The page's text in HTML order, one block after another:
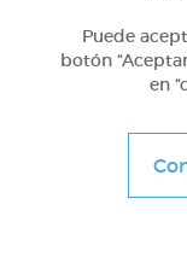
Puede
botón
en